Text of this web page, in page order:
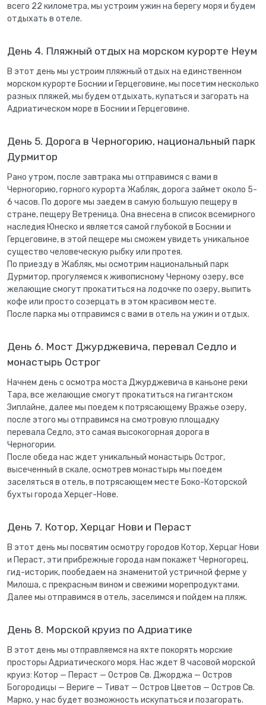
всего 22 километра, мы устроим ужин на берегу моря и будем
отдыхать в отеле.
День 4. Пляжный отдых на морском курорте Неум
В этот день мы устроим пляжный отдых на единственном
морском курорте Боснии и Герцеговине, мы посетим несколько
разных пляжей, мы будем отдыхать, купаться и загорать на
Адриатическом море в Боснии и Герцеговине.
День 5. Дорога в Черногорию, национальный парк
Дурмитор
Рано утром, после завтрака мы отправимся с вами в
Черногорию, горного курорта Жабляк, дорога займет около 5-
6 часов. По дороге мы заедем в самую большую пещеру в
стране, пещеру Ветреница. Она внесена в список всемирного
наследия Юнеско и является самой глубокой в Боснии и
Герцеговине, в этой пещере мы сможем увидеть уникальное
существо человеческую рыбку или протея.
По приезду в Жабляк, мы осмотрим национальный парк
Дурмитор, прогуляемся к живописному Черному озеру, все
желающие смогут прокатиться на лодочке по озеру, выпить
кофе или просто созерцать в этом красивом месте.
После парка мы отправимся с вами в отель на ужин и отдых.
День 6. Мост Джурджевича, перевал Седло и
монастырь Острог
Начнем день с осмотра моста Джурджевича в каньоне реки
Тара, все желающие смогут прокатиться на гигантском
Зиплайне, далее мы поедем к потрясающему Вражье озеру,
после этого мы отправимся на смотровую площадку
перевала Седло, это самая высокогорная дорога в
Черногории.
После обеда нас ждет уникальный монастырь Острог,
высеченный в скале, осмотрев монастырь мы поедем
заселяться в отель, в потрясающем месте Боко-Которской
бухты города Херцег-Нове.
День 7. Котор, Херцаг Нови и Пераст
В этот день мы посвятим осмотру городов Котор, Херцаг Нови
и Пераст, эти прибрежные города нам покажет Черногорец,
гид-историк, пообедаем на знаменитой устричной ферме у
Милоша, с прекрасным вином и свежими морепродуктами.
Далее мы отправимся в отель, заселимся и пойдем на пляж.
День 8. Морской круиз по Адриатике
В этот день мы отправляемся на яхте покорять морские
просторы Адриатического моря. Нас ждет 8 часовой морской
круиз: Котор — Пераст — Остров Св. Джорджа — Остров
Богородицы — Вериге — Тиват — Остров Цветов — Остров Св.
Марко, у нас будет возможность искупаться и позагорать.